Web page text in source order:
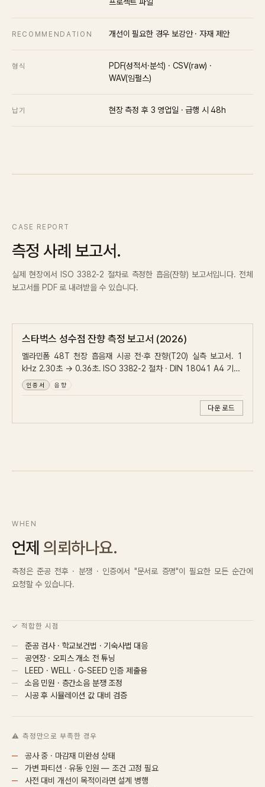
RECOMMENDATION 개선이 필요한 경우 보강안 · 자재 제안
형식
PDF(성적서·분석) · CSV(raw) ·
WAV(임펄스)
납기 현장 측정 후 3 영업일 · 급행 시 48h
CASE REPORT
측정 사례 보고서.
실제 현장에서 ISO 3382-2 절차로 측정한 흡음(잔향) 보고서입니다. 전체
보고서를 PDF 로 내려받을 수 있습니다.
스타벅스 성수점 잔향 측정 보고서 (2026)
멜라민폼 48T 천장 흡음재 시공 전·후 잔향(T20) 실측 보고서. 1
kHz 2.30초 → 0.36초. ISO 3382-2 절차 · DIN 18041 A4 기준.
동성케미컬 × 토넥스.
인증서 음향
다운로드
WHEN
언제 의뢰하나요.
측정은 준공 전후 · 분쟁 · 인증에서 "문서로 증명"이 필요한 모든 순간에
요청할 수 있습니다.
✓ 적합한 시점
준공 검사 · 학교보건법 · 기숙사법 대응
공연장 · 오피스 개소 전 튜닝
LEED · WELL · G-SEED 인증 제출용
소음 민원 · 층간소음 분쟁 조정
시공 후 시뮬레이션 값 대비 검증
⚠ 측정만으로 부족한 경우
공사 중 · 마감재 미완성 상태
가변 파티션 · 유동 인원 — 조건 고정 필요
사전 대비 개선이 목적이라면 설계 병행